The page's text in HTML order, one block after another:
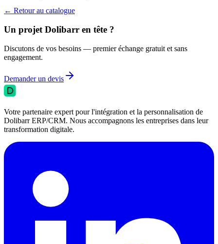
← Retour au catalogue
Un projet Dolibarr en tête ?
Discutons de vos besoins — premier échange gratuit et sans
engagement.
Demander un devis
Votre partenaire expert pour l'intégration et la personnalisation de
Dolibarr ERP/CRM. Nous accompagnons les entreprises dans leur
transformation digitale.